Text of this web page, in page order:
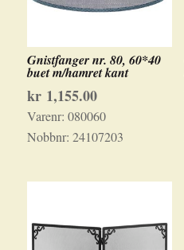
Gnistfanger nr. 80, 60*40
buet m/hamret kant
kr1,155.00
Varenr: 080060
Nobbnr: 24107203